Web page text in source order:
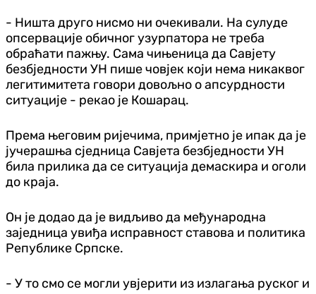
- Ништа друго нисмо ни очекивали. На сулуде
опсервације обичног узурпатора не треба
обраћати пажњу. Сама чињеница да Савјету
безбједности УН пише човјек који нема никаквог
легитимитета говори довољно о апсурдности
ситуације - рекао је Кошарац.
Према његовим ријечима, примјетно је ипак да је
јучерашња сједница Савјета безбједности УН
била прилика да се ситуација демаскира и оголи
до краја.
Он је додао да је видљиво да међународна
заједница увиђа исправност ставова и политика
Републике Српске.
- У то смо се могли увјерити из излагања руског и